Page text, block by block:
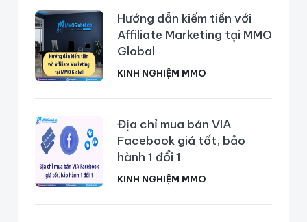
Hướng dẫn kiếm tiền với
Affiliate Marketing tại MMO
Global
KINH NGHIỆM MMO
Địa chỉ mua bán VIA
Facebook giá tốt, bảo
hành 1 đổi 1
KINH NGHIỆM MMO